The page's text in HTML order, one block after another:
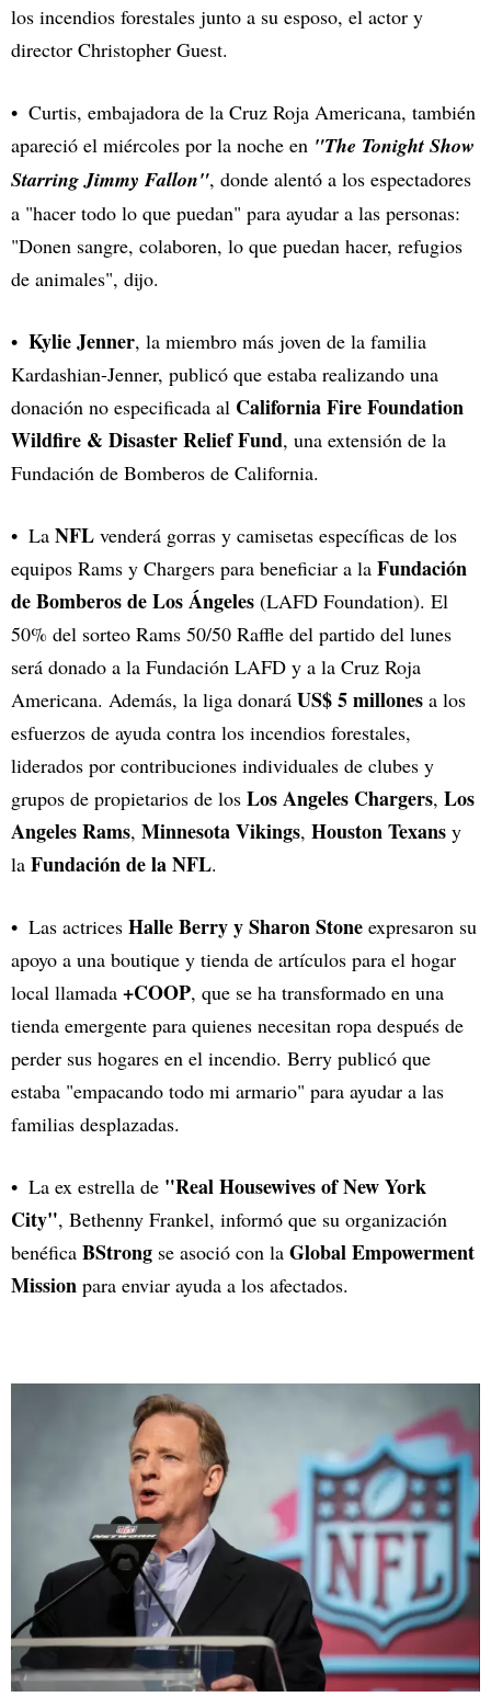
los incendios forestales junto a su esposo, el actor y
director Christopher Guest.
Curtis, embajadora de la Cruz Roja Americana, también
apareció el miércoles por la noche en "The Tonight Show
Starring Jimmy Fallon", donde alentó a los espectadores
a "hacer todo lo que puedan" para ayudar a las personas:
"Donen sangre, colaboren, lo que puedan hacer, refugios
de animales", dijo.
Kylie Jenner, la miembro más joven de la familia
Kardashian-Jenner, publicó que estaba realizando una
donación no especificada al California Fire Foundation
Wildfire & Disaster Relief Fund, una extensión de la
Fundación de Bomberos de California.
La NFL venderá gorras y camisetas específicas de los
equipos Rams y Chargers para beneficiar a la Fundación
de Bomberos de Los Ángeles (LAFD Foundation). El
50% del sorteo Rams 50/50 Raffle del partido del lunes
será donado a la Fundación LAFD y a la Cruz Roja
Americana. Además, la liga donará US$ 5 millones a los
esfuerzos de ayuda contra los incendios forestales,
liderados por contribuciones individuales de clubes y
grupos de propietarios de los Los Angeles Chargers, Los
Angeles Rams, Minnesota Vikings, Houston Texans y
la Fundación de la NFL.
Las actrices Halle Berry y Sharon Stone expresaron su
apoyo a una boutique y tienda de artículos para el hogar
local llamada +COOP, que se ha transformado en una
tienda emergente para quienes necesitan ropa después de
perder sus hogares en el incendio. Berry publicó que
estaba "empacando todo mi armario" para ayudar a las
familias desplazadas.
La ex estrella de "Real Housewives of New York
City", Bethenny Frankel, informó que su organización
benéfica BStrong se asoció con la Global Empowerment
Mission para enviar ayuda a los afectados.